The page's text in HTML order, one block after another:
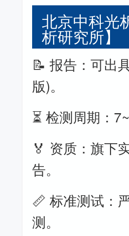
北京中科光
析研究所】
📝 报告：可出
版)。
⏳ 检测周期：
🏅 资质：旗下
告。
📏 标准测试：
测。